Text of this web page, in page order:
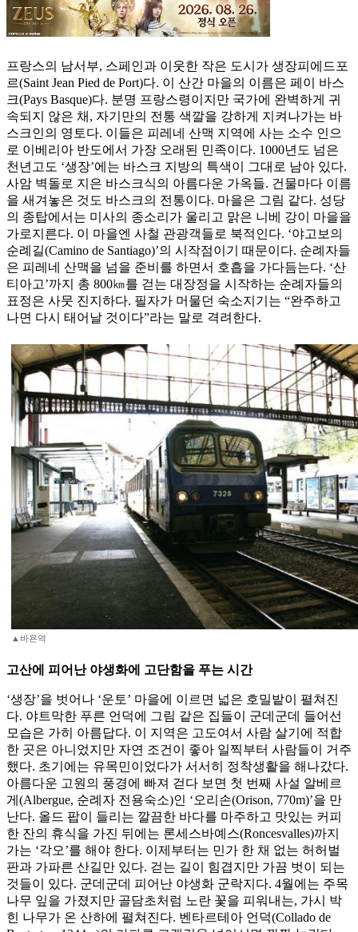
프랑스의 남서부, 스페인과 이웃한 작은 도시가 생장피에드포
르(Saint Jean Pied de Port)다. 이 산간 마을의 이름은 페이 바스
크(Pays Basque)다. 분명 프랑스령이지만 국가에 완벽하게 귀
속되지 않은 채, 자기만의 전통 색깔을 강하게 지켜나가는 바
스크인의 영토다. 이들은 피레네 산맥 지역에 사는 소수 인으
로 이베리아 반도에서 가장 오래된 민족이다. 1000년도 넘은
천년고도 ‘생장’에는 바스크 지방의 특색이 그대로 남아 있다.
사암 벽돌로 지은 바스크식의 아름다운 가옥들. 건물마다 이름
을 새겨놓은 것도 바스크의 전통이다. 마을은 그림 같다. 성당
의 종탑에서는 미사의 종소리가 울리고 맑은 니베 강이 마을을
가로지른다. 이 마을엔 사철 관광객들로 북적인다. ‘야고보의
순례길(Camino de Santiago)’의 시작점이기 때문이다. 순례자들
은 피레네 산맥을 넘을 준비를 하면서 호흡을 가다듬는다. ‘산
티아고’까지 총 800㎞를 걷는 대장정을 시작하는 순례자들의
표정은 사뭇 진지하다. 필자가 머물던 숙소지기는 “완주하고
나면 다시 태어날 것이다”라는 말로 격려한다.
▲바욘역
고산에 피어난 야생화에 고단함을 푸는 시간
‘생장’을 벗어나 ‘운토’ 마을에 이르면 넓은 호밀밭이 펼쳐진
다. 야트막한 푸른 언덕에 그림 같은 집들이 군데군데 들어선
모습은 가히 아름답다. 이 지역은 고도여서 사람 살기에 적합
한 곳은 아니었지만 자연 조건이 좋아 일찍부터 사람들이 거주
했다. 초기에는 유목민이었다가 서서히 정착생활을 해나갔다.
아름다운 고원의 풍경에 빠져 걷다 보면 첫 번째 사설 알베르
게(Albergue, 순례자 전용숙소)인 ‘오리손(Orison, 770m)’을 만
난다. 올드 팝이 들리는 깔끔한 바다를 마주하고 맛있는 커피
한 잔의 휴식을 가진 뒤에는 론세스바예스(Roncesvalles)까지
가는 ‘각오’를 해야 한다. 이제부터는 민가 한 채 없는 허허벌
판과 가파른 산길만 있다. 걷는 길이 힘겹지만 가끔 벗이 되는
것들이 있다. 군데군데 피어난 야생화 군락지다. 4월에는 주목
나무 잎을 가졌지만 골담초처럼 노란 꽃을 피워내는, 가시 박
힌 나무가 온 산하에 펼쳐진다. 벤타르테아 언덕(Collado de